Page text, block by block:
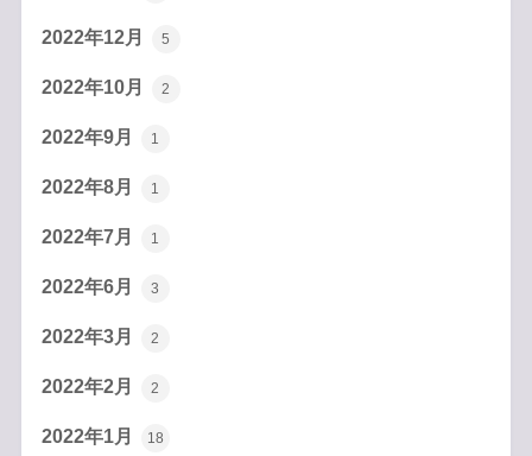
2022年12月 5
2022年10月 2
2022年9月 1
2022年8月 1
2022年7月 1
2022年6月 3
2022年3月 2
2022年2月 2
2022年1月 18